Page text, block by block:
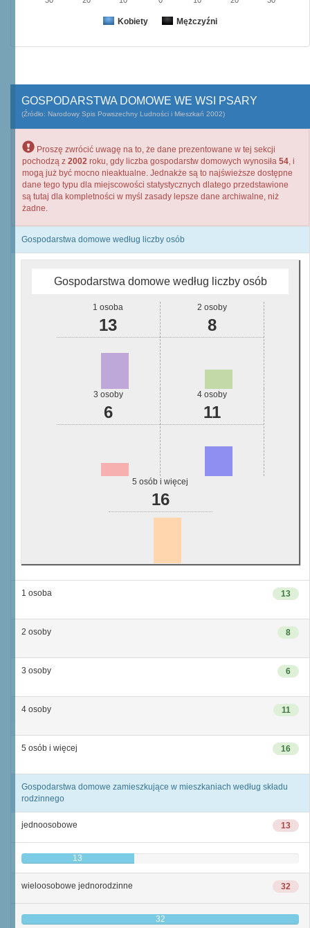
Kobiety Mężczyźni
GOSPODARSTWA DOMOWE WE WSI PSARY
(Źródło: Narodowy Spis Powszechny Ludności i Mieszkań 2002)
Proszę zwrócić uwagę na to, że dane prezentowane w tej sekcji
pochodzą z 2002 roku, gdy liczba gospodarstw domowych wynosiła 54, i
mogą już być mocno nieaktualne. Jednakże są to najświeższe dostępne
dane tego typu dla miejscowości statystycznych dlatego przedstawione
są tutaj dla kompletności w myśl zasady lepsze dane archiwalne, niż
żadne.
Gospodarstwa domowe według liczby osób
Gospodarstwa domowe według liczby osób
1 osoba
13
2 osoby
8
3 osoby
6
4 osoby
11
5 osób i więcej
16
13
1 osoba
8
2 osoby
6
3 osoby
11
4 osoby
16
5 osób i więcej
Gospodarstwa domowe zamieszkujące w mieszkaniach według składu
rodzinnego
13
jednoosobowe
13
32
wieloosobowe jednorodzinne
32